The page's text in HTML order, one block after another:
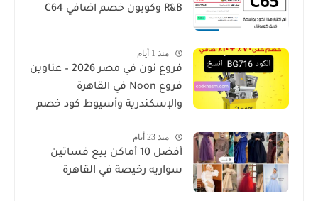
R&B وكوبون خصم اضافي C64
منذ 1 أيام
فروع نون في مصر 2026 – عناوين
فروع Noon في القاهرة
والإسكندرية وأسيوط كود خصم
منذ 23 أيام
أفضل 10 أماكن بيع فساتين
سواريه رخيصة في القاهرة